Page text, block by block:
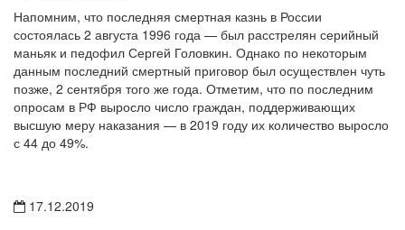
Напомним, что последняя смертная казнь в России
состоялась 2 августа 1996 года — был расстрелян серийный
маньяк и педофил Сергей Головкин. Однако по некоторым
данным последний смертный приговор был осуществлен чуть
позже, 2 сентября того же года. Отметим, что по последним
опросам в РФ выросло число граждан, поддерживающих
высшую меру наказания — в 2019 году их количество выросло
с 44 до 49%.
17.12.2019